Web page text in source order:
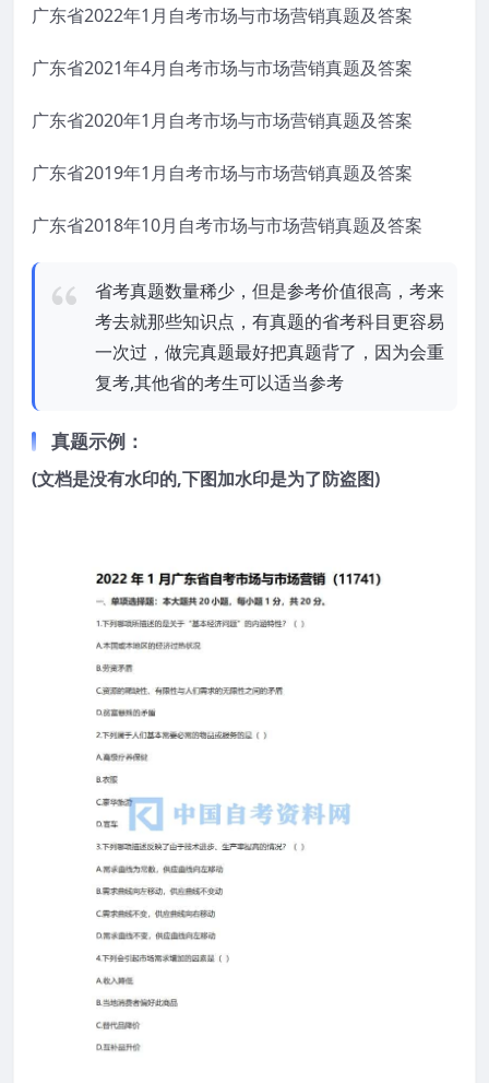
广东省2022年1月自考市场与市场营销真题及答案
广东省2021年4月自考市场与市场营销真题及答案
广东省2020年1月自考市场与市场营销真题及答案
广东省2019年1月自考市场与市场营销真题及答案
广东省2018年10月自考市场与市场营销真题及答案
省考真题数量稀少，但是参考价值很高，考来
考去就那些知识点，有真题的省考科目更容易
一次过，做完真题最好把真题背了，因为会重
复考,其他省的考生可以适当参考
真题示例：
(文档是没有水印的,下图加水印是为了防盗图)